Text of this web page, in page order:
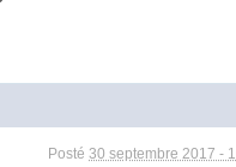
Posté30 septembre 2017 -